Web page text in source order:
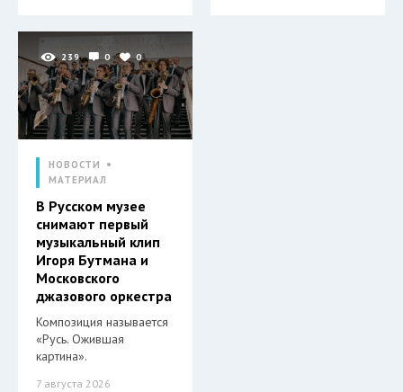
239 0 0
НОВОСТИ
МАТЕРИАЛ
В Русском музее
снимают первый
музыкальный клип
Игоря Бутмана и
Московского
джазового оркестра
Композиция называется
«Русь. Ожившая
картина».
7 августа 2026